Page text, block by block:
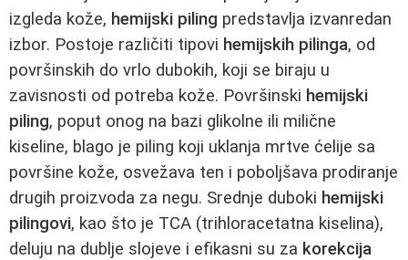
izgleda kože, hemijski piling predstavlja izvanredan
izbor. Postoje različiti tipovi hemijskih pilinga, od
površinskih do vrlo dubokih, koji se biraju u
zavisnosti od potreba kože. Površinski hemijski
piling, poput onog na bazi glikolne ili milične
kiseline, blago je piling koji uklanja mrtve ćelije sa
površine kože, osvežava ten i poboljšava prodiranje
drugih proizvoda za negu. Srednje duboki hemijski
pilingovi, kao što je TCA (trihloracetatna kiselina),
deluju na dublje slojeve i efikasni su za korekcija